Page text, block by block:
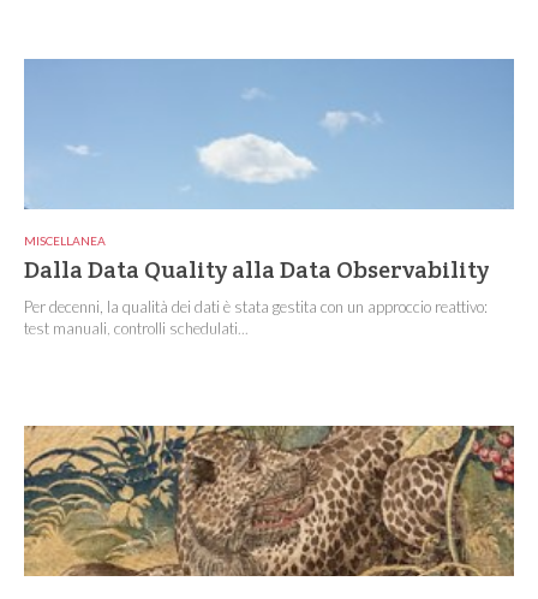
MISCELLANEA
Dalla Data Quality alla Data Observability
Per decenni, la qualità dei dati è stata gestita con un approccio reattivo:
test manuali, controlli schedulati...